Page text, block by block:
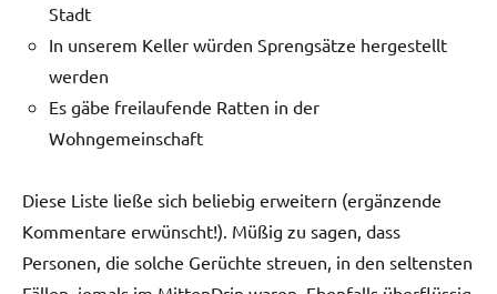
Stadt
In unserem Keller würden Sprengsätze hergestellt
werden
Es gäbe freilaufende Ratten in der
Wohngemeinschaft
Diese Liste ließe sich beliebig erweitern (ergänzende
Kommentare erwünscht!). Müßig zu sagen, dass
Personen, die solche Gerüchte streuen, in den seltensten